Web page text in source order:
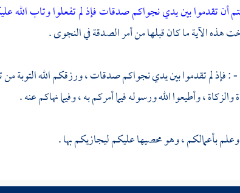
أن تقدموا بين يدي نجواكم صدقات فإذ لم تفعلوا وتاب الله
هذه الآية ما كان قبلها من أمر الصدقة في النجوى .
: فإذ لم تقدموا بين يدي نجواكم صدقات ، ورزقكم الله التوبة
، وأطيعوا الله ورسوله فيما أمركم به ، وفيما نهاكم عنه .
بأعمالكم ، وهو محصيها عليكم ليجازيكم بها .